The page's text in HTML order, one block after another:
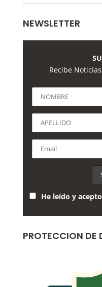
NEWSLETTER
Recibe
He leído y
PROTECCION DE